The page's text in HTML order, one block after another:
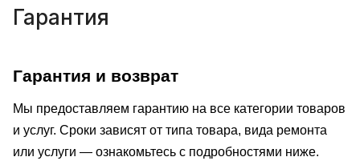
Гарантия
Гарантия и возврат
Мы предоставляем гарантию на все категории товаров
и услуг. Сроки зависят от типа товара, вида ремонта
или услуги — ознакомьтесь с подробностями ниже.